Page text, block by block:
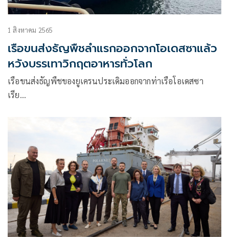
1 สิงหาคม 2565
เรือขนส่งธัญพืชลำแรกออกจากโอเดสซาแล้ว
หวังบรรเทาวิกฤตอาหารทั่วโลก
เรือขนส่งธัญพืชของยูเครนประเดิมออกจากท่าเรือโอเดสซา
เรีย…